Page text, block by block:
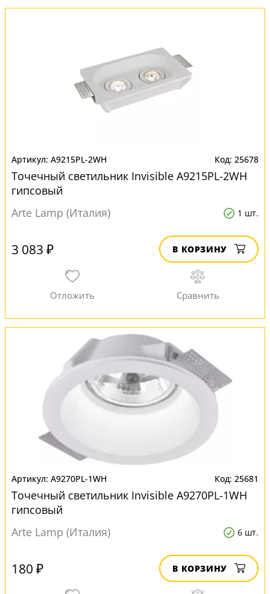
A9215PL-2WH 25678
Точечный светильник Invisible A9215PL-2WH
гипсовый
Arte Lamp (Италия)
1 шт.
3 083 ₽ В КОРЗИНУ
A9270PL-1WH 25681
Точечный светильник Invisible A9270PL-1WH
гипсовый
Arte Lamp (Италия)
6 шт.
180 ₽ В КОРЗИНУ